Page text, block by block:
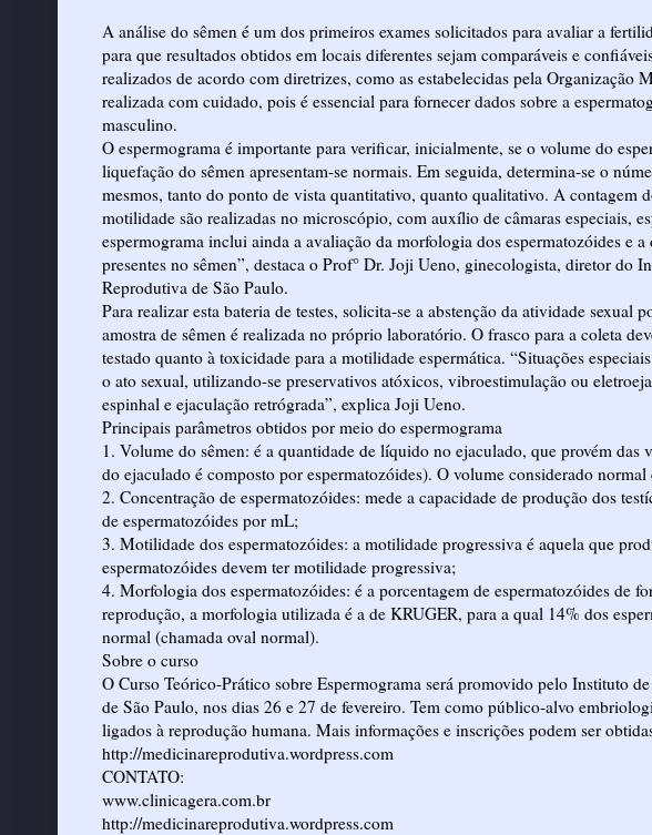
A análise do sêmen é um dos primeiros exames solicitados para avaliar a
para que resultados obtidos em locais diferentes sejam comparáveis e
realizados de acordo com diretrizes, como as estabelecidas pela Organização
realizada com cuidado, pois é essencial para fornecer dados sobre a
masculino.
O espermograma é importante para verificar, inicialmente, se o volume do
liquefação do sêmen apresentam-se normais. Em seguida, determina-se o
mesmos, tanto do ponto de vista quantitativo, quanto qualitativo. A contagem
motilidade são realizadas no microscópio, com auxílio de câmaras especiais,
espermograma inclui ainda a avaliação da morfologia dos espermatozóides e
presentes no sêmen”, destaca o Prof° Dr. Joji Ueno, ginecologista, diretor do
Reprodutiva de São Paulo.
Para realizar esta bateria de testes, solicita-se a abstenção da atividade sexual
amostra de sêmen é realizada no próprio laboratório. O frasco para a coleta
testado quanto à toxicidade para a motilidade espermática. “Situações
o ato sexual, utilizando-se preservativos atóxicos, vibroestimulação ou
espinhal e ejaculação retrógrada”, explica Joji Ueno.
Principais parâmetros obtidos por meio do espermograma
1. Volume do sêmen: é a quantidade de líquido no ejaculado, que provém das
do ejaculado é composto por espermatozóides). O volume considerado
2. Concentração de espermatozóides: mede a capacidade de produção dos
de espermatozóides por mL;
3. Motilidade dos espermatozóides: a motilidade progressiva é aquela que
espermatozóides devem ter motilidade progressiva;
4. Morfologia dos espermatozóides: é a porcentagem de espermatozóides de
reprodução, a morfologia utilizada é a de KRUGER, para a qual 14% dos
normal (chamada oval normal).
Sobre o curso
O Curso Teórico-Prático sobre Espermograma será promovido pelo Instituto
de São Paulo, nos dias 26 e 27 de fevereiro. Tem como público-alvo
ligados à reprodução humana. Mais informações e inscrições podem ser
http://medicinareprodutiva.wordpress.com
CONTATO:
www.clinicagera.com.br
http://medicinareprodutiva.wordpress.com